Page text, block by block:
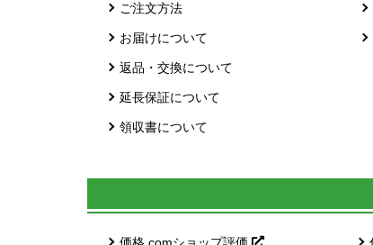
ご注文方法
お届けについて
返品・交換について
延長保証について
領収書について